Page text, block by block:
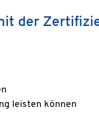
der
leisten können